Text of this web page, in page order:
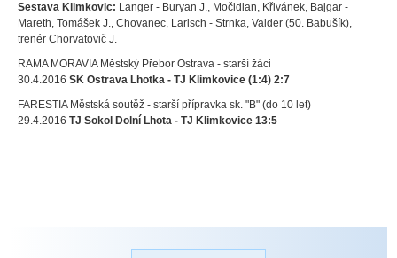
Sestava Klimkovic: Langer - Buryan J., Močidlan, Křivánek, Bajgar -
Mareth, Tomášek J., Chovanec, Larisch - Strnka, Valder (50. Babušík),
trenér Chorvatovič J.
RAMA MORAVIA Městský Přebor Ostrava - starší žáci
30.4.2016 SK Ostrava Lhotka - TJ Klimkovice (1:4) 2:7
FARESTIA Městská soutěž - starší přípravka sk. "B" (do 10 let)
29.4.2016 TJ Sokol Dolní Lhota - TJ Klimkovice 13:5